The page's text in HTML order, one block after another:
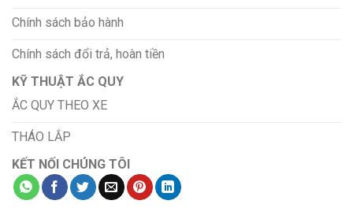
Chính sách bảo hành
Chính sách đổi trả, hoàn tiền
KỸ THUẬT ẮC QUY
ẮC QUY THEO XE
THÁO LẮP
KẾT NỐI CHÚNG TÔI